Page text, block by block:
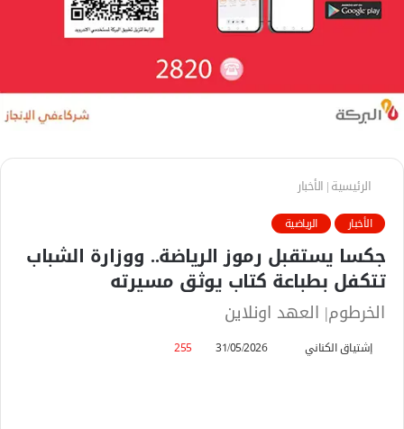
الرئيسية| الأخبار
الأخبار الرياضية
جكسا يستقبل رموز الرياضة.. ووزارة الشباب
تتكفل بطباعة كتاب يوثق مسيرته
الخرطوم| العهد اونلاين
إشتياق الكناني 31/05/2026
255